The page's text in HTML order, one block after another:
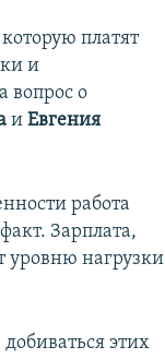
платят
и
вопрос о
иЕвгения
работа
Зарплата,
уровню нагрузки
этих